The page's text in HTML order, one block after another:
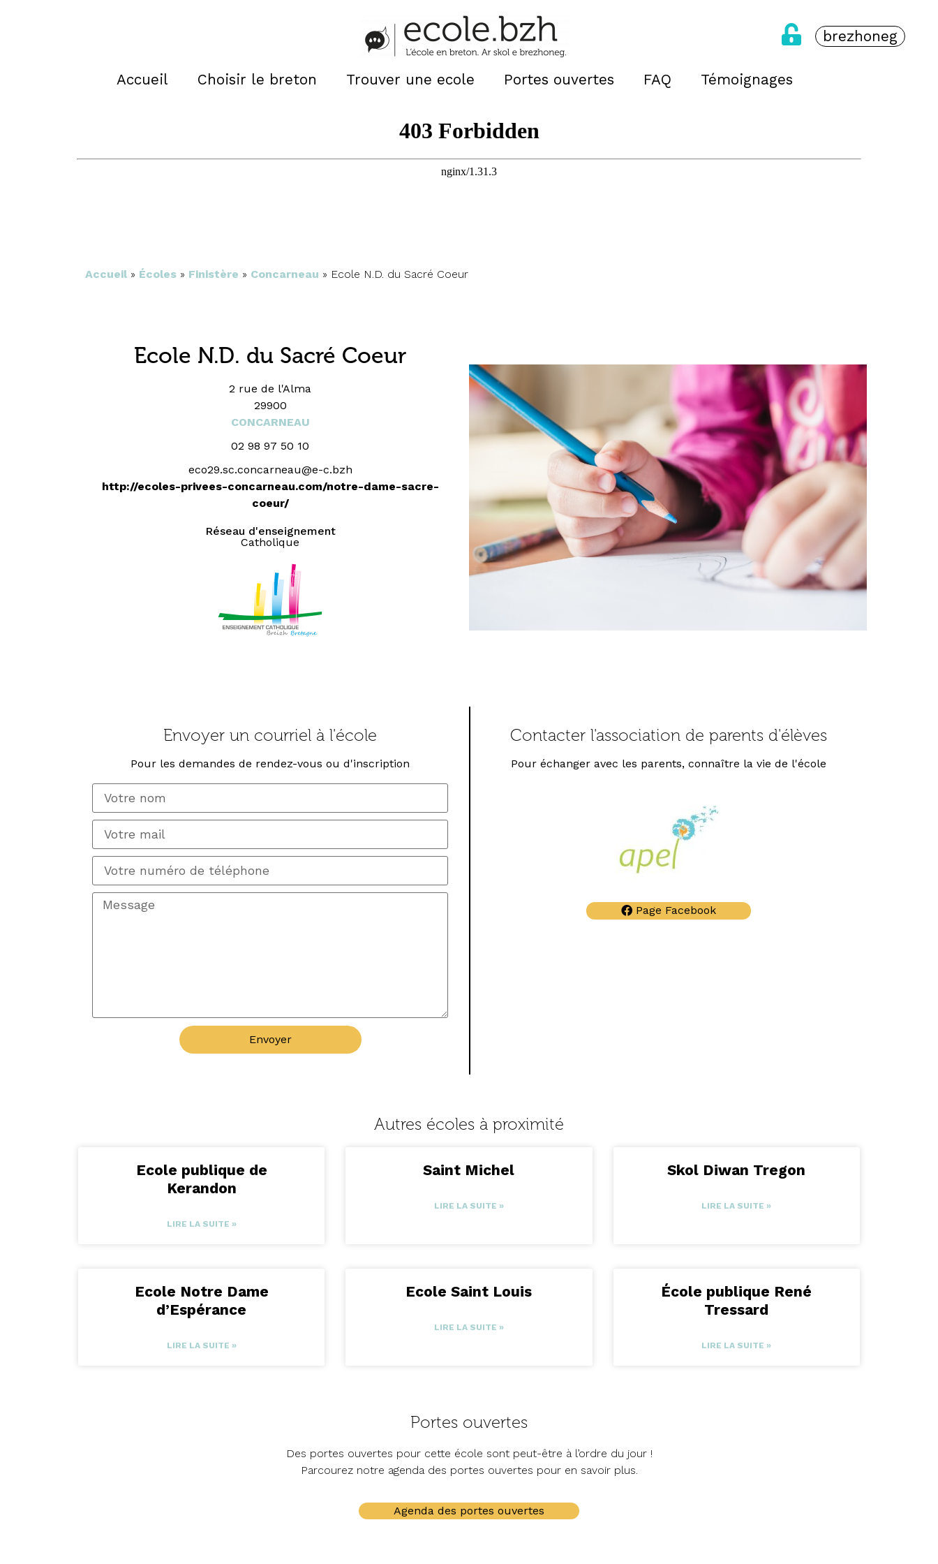
brezhoneg
Accueil Choisir le breton Trouver une ecole Portes ouvertes FAQ Témoignages
Accueil » Écoles » Finistère » Concarneau » Ecole N.D. du Sacré Coeur
Ecole N.D. du Sacré Coeur
2 rue de l'Alma
29900
CONCARNEAU
02 98 97 50 10
eco29.sc.concarneau@e-c.bzh
http://ecoles-privees-concarneau.com/notre-dame-sacre-
coeur/
Réseau d'enseignement
Catholique
Envoyer un courriel à l'école
Pour les demandes de rendez-vous ou d'inscription
Envoyer
Contacter l'association de parents d'élèves
Pour échanger avec les parents, connaître la vie de l'école
Page Facebook
Autres écoles à proximité
Ecole publique de
Kerandon
LIRE LA SUITE »
Saint Michel
LIRE LA SUITE »
Skol Diwan Tregon
LIRE LA SUITE »
Ecole Notre Dame
d’Espérance
LIRE LA SUITE »
Ecole Saint Louis
LIRE LA SUITE »
École publique René
Tressard
LIRE LA SUITE »
Portes ouvertes
Des portes ouvertes pour cette école sont peut-être à l’ordre du jour !
Parcourez notre agenda des portes ouvertes pour en savoir plus.
Agenda des portes ouvertes